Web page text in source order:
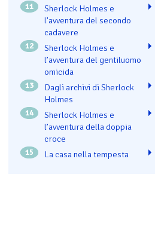
11
Sherlock Holmes e
l'avventura del secondo
cadavere
12
Sherlock Holmes e
l’avventura del gentiluomo
omicida
13
Dagli archivi di Sherlock
Holmes
14
Sherlock Holmes e
l’avventura della doppia
croce
15 La casa nella tempesta